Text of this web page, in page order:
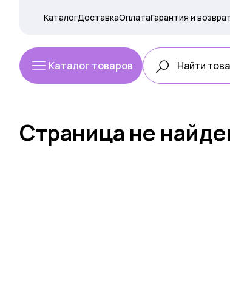
КаталогДоставкаОплатаГарантия и
Каталог товаров
Страница не